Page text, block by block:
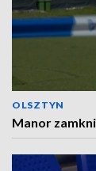
OLSZTYN
Manor